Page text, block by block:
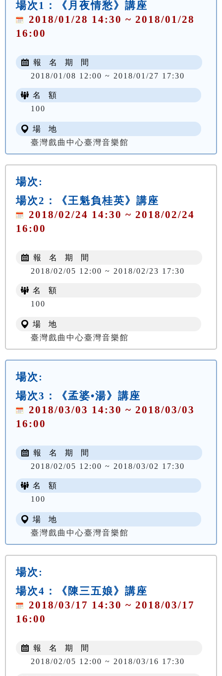
場次1：《月夜情愁》講座
2018/01/28 14:30 ~ 2018/01/28
16:00
報 名 期 間
2018/01/08 12:00 ~ 2018/01/27 17:30
名 額
100
場 地
臺灣戲曲中心臺灣音樂館
場次:
場次2：《王魁負桂英》講座
2018/02/24 14:30 ~ 2018/02/24
16:00
報 名 期 間
2018/02/05 12:00 ~ 2018/02/23 17:30
名 額
100
場 地
臺灣戲曲中心臺灣音樂館
場次:
場次3：《孟婆•湯》講座
2018/03/03 14:30 ~ 2018/03/03
16:00
報 名 期 間
2018/02/05 12:00 ~ 2018/03/02 17:30
名 額
100
場 地
臺灣戲曲中心臺灣音樂館
場次:
場次4：《陳三五娘》講座
2018/03/17 14:30 ~ 2018/03/17
16:00
報 名 期 間
2018/02/05 12:00 ~ 2018/03/16 17:30